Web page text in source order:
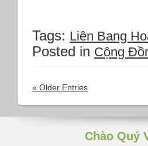
Tags: Liên Bang
Posted in Cộng
« Older Entries
Chào Quý